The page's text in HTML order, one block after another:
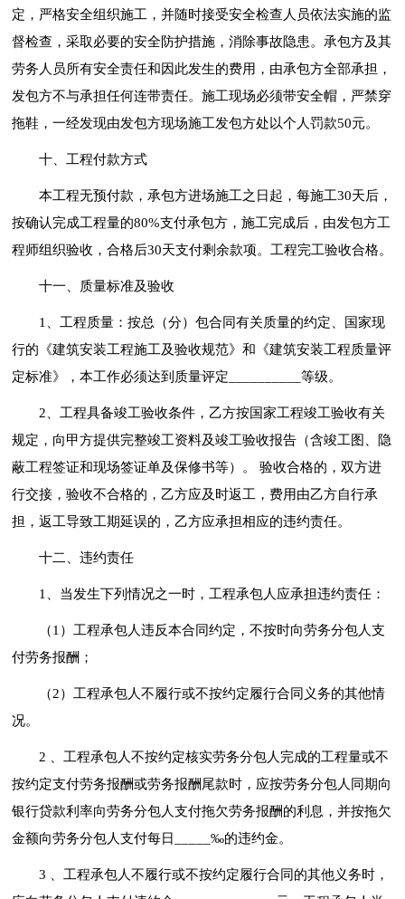
定，严格安全组织施工，并随时接受安全检查人员依法实施的监
督检查，采取必要的安全防护措施，消除事故隐患。承包方及其
劳务人员所有安全责任和因此发生的费用，由承包方全部承担，
发包方不与承担任何连带责任。施工现场必须带安全帽，严禁穿
拖鞋，一经发现由发包方现场施工发包方处以个人罚款50元。
十、工程付款方式
本工程无预付款，承包方进场施工之日起，每施工30天后，
按确认完成工程量的80%支付承包方，施工完成后，由发包方工
程师组织验收，合格后30天支付剩余款项。工程完工验收合格。
十一、质量标准及验收
1、工程质量：按总（分）包合同有关质量的约定、国家现
行的《建筑安装工程施工及验收规范》和《建筑安装工程质量评
定标准》，本工作必须达到质量评定__________等级。
2、工程具备竣工验收条件，乙方按国家工程竣工验收有关
规定，向甲方提供完整竣工资料及竣工验收报告（含竣工图、隐
蔽工程签证和现场签证单及保修书等）。 验收合格的，双方进
行交接，验收不合格的，乙方应及时返工，费用由乙方自行承
担，返工导致工期延误的，乙方应承担相应的违约责任。
十二、违约责任
1、当发生下列情况之一时，工程承包人应承担违约责任：
（1）工程承包人违反本合同约定，不按时向劳务分包人支
付劳务报酬；
（2）工程承包人不履行或不按约定履行合同义务的其他情
况。
2 、工程承包人不按约定核实劳务分包人完成的工程量或不
按约定支付劳务报酬或劳务报酬尾款时，应按劳务分包人同期向
银行贷款利率向劳务分包人支付拖欠劳务报酬的利息，并按拖欠
金额向劳务分包人支付每日_____‰的违约金。
3 、工程承包人不履行或不按约定履行合同的其他义务时，